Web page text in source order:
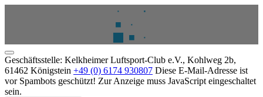
Geschäftsstelle: Kelkheimer Luftsport-Club e.V., Kohlweg 2b,
61462 Königstein +49 (0) 6174 930807 Diese E-Mail-Adresse ist
vor Spambots geschützt! Zur Anzeige muss JavaScript eingeschaltet
sein.